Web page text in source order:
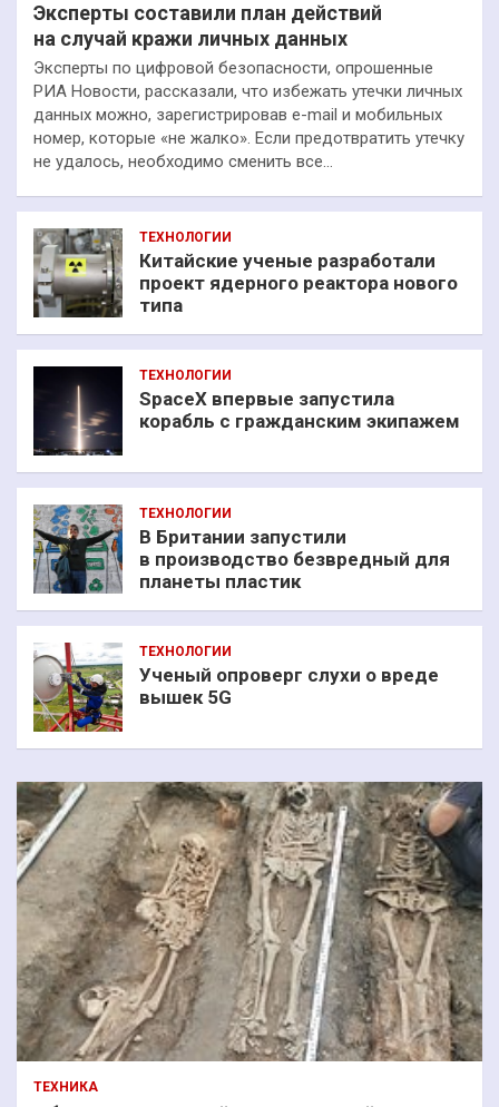
Эксперты составили план действий
на случай кражи личных данных
Эксперты по цифровой безопасности, опрошенные
РИА Новости, рассказали, что избежать утечки личных
данных можно, зарегистрировав e-mail и мобильных
номер, которые «не жалко». Если предотвратить утечку
не удалось, необходимо сменить все…
ТЕХНОЛОГИИ
Китайские ученые разработали
проект ядерного реактора нового
типа
ТЕХНОЛОГИИ
SpaceX впервые запустила
корабль с гражданским экипажем
ТЕХНОЛОГИИ
В Британии запустили
в производство безвредный для
планеты пластик
ТЕХНОЛОГИИ
Ученый опроверг слухи о вреде
вышек 5G
ТЕХНИКА